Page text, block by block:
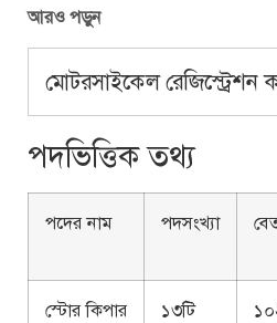
আরও পড়ুন
মোটরসাইকেল
পদভিত্তিক তথ্য
পদের নাম পদসংখ্যা
স্টোর কিপার ১৩টি